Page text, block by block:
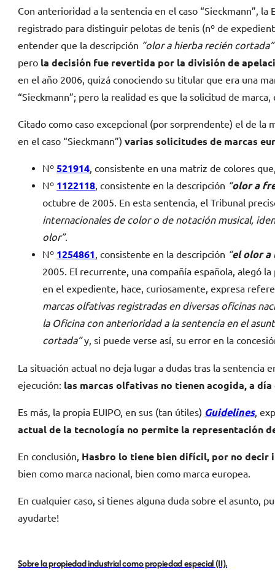
Con anterioridad a la sentencia en el caso “Sieckmann”,
registrado para distinguir pelotas de tenis (nº de
entender que la descripción “olor a hierba recién cortada”
pero la decisión fue revertida por la división de
en el año 2006, quizá conociendo su titular que era una
“Sieckmann”; pero la realidad es que la solicitud de
Citado como caso excepcional (por sorprendente) el de la
en el caso “Sieckmann”)varias solicitudes de marcas
Nº521914, consistente en una matriz de colores
Nº 1122118, consistente en la descripción “olor a
octubre de 2005. En esta sentencia, el Tribunal
internacionales de color o de notación musical,
olor”.
Nº 1254861, consistente en la descripción “el olor a
2005. El recurrente, una compañía española, alegó
en el expediente, hace, curiosamente, expresa
marcas olfativas registradas en diversas oficinas
la Oficina con anterioridad a la sentencia en el
cortada”y, si puede verse así, su error en la
La situación actual no deja lugar a dudas tras la sentencia
ejecución: las marcas olfativas no tienen acogida, a
Es más, la propia EUIPO, en sus (tan útiles) Guidelines,
actual de la tecnología no permite la representación
En conclusión, Hasbro lo tiene bien difícil, por no decir
bien como marca nacional, bien como marca europea.
En cualquier caso, si tienes alguna duda sobre el asunto,
ayudarte!
Sobre la propiedad industrial como propiedad especial (II).